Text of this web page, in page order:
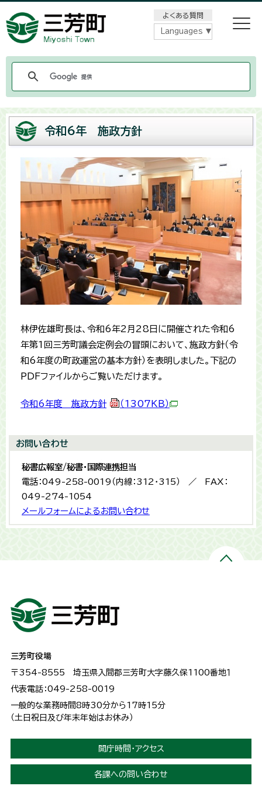
よくある質問
Languages
令和6年 施政方針
林伊佐雄町長は、令和6年2月28日に開催された令和6
年第1回三芳町議会定例会の冒頭において、施政方針（令
和6年度の町政運営の基本方針）を表明しました。下記の
PDFファイルからご覧いただけます。
令和6年度 施政方針 （1307KB）
お問い合わせ
秘書広報室/秘書・国際連携担当
電話：049-258-0019（内線：312・315） ／ FAX：
049-274-1054
メールフォームによるお問い合わせ
三芳町役場
〒354-8555 埼玉県入間郡三芳町大字藤久保1100番地１
代表電話：049-258-0019
一般的な業務時間8時30分から17時15分
（土日祝日及び年末年始はお休み）
開庁時間・アクセス
各課への問い合わせ